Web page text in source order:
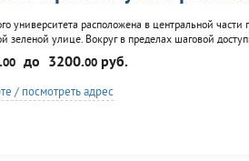
университета расположена в центральной
зеленой улице. Вокруг в пределах шаговой
города, административные
42 комфортабельных номера,
00 до 3200.00руб.
/ посмотреть адрес